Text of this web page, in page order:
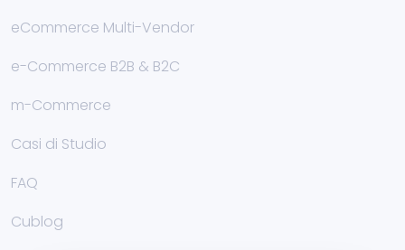
eCommerce Multi-Vendor
e-Commerce B2B & B2C
m-Commerce
Casi di Studio
FAQ
Cublog